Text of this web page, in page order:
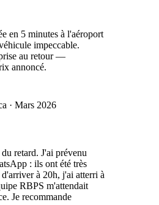
en 5 minutes à l'aéroport
impeccable.
au retour —
annoncé.
· Mars 2026
retard. J'ai prévenu
: ils ont été très
à 20h, j'ai atterri à
RBPS m'attendait
Je recommande